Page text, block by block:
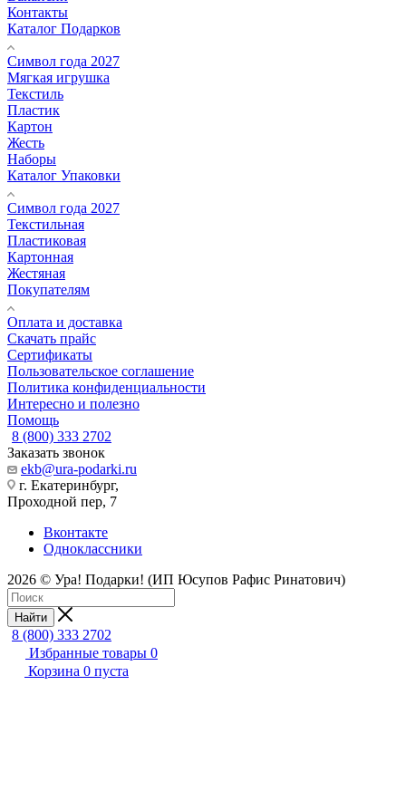
Контакты
Каталог Подарков
Символ года 2027
Мягкая игрушка
Текстиль
Пластик
Картон
Жесть
Наборы
Каталог Упаковки
Символ года 2027
Текстильная
Пластиковая
Картонная
Жестяная
Покупателям
Оплата и доставка
Скачать прайс
Сертификаты
Пользовательское соглашение
Политика конфиденциальности
Интересно и полезно
Помощь
8 (800) 333 2702
Заказать звонок
ekb@ura-podarki.ru
г. Екатеринбург,
Проходной пер, 7
Вконтакте
Одноклассники
2026 © Ура! Подарки! (ИП Юсупов Рафис Ринатович)
Найти
8 (800) 333 2702
Избранные товары 0
Корзина 0 пуста